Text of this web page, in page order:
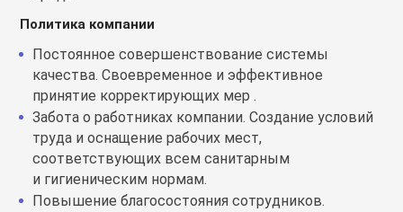
Политика компании
Постоянное совершенствование системы
качества. Своевременное и эффективное
принятие корректирующих мер .
Забота о работниках компании. Создание условий
труда и оснащение рабочих мест,
соответствующих всем санитарным
и гигиеническим нормам.
Повышение благосостояния сотрудников.